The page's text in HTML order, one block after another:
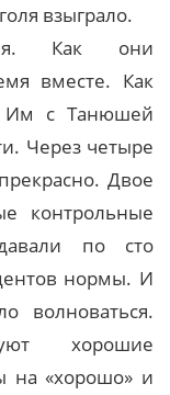
взыграло.
Как они
вместе. Как
Им с Танюшей
Через четыре
Двое
контрольные
по сто
нормы. И
волноваться.
хорошие
на «хорошо» и